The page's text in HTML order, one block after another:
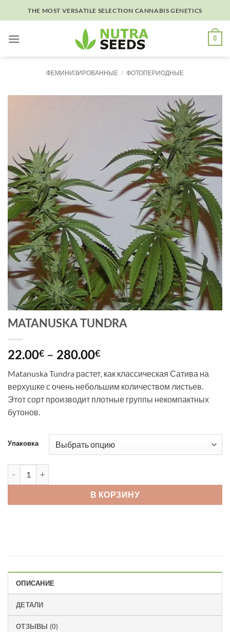
to
THE MOST VERSATILE SELECTION CANNABIS GENETICS
0
ФЕМИНИЗИРОВАННЫЕ / ФОТОПЕРИОДНЫЕ
MATANUSKA TUNDRA
22.00€ – 280.00€Диапазон
22.00€
–
280.00€
Matanuska Tundra растет, как классическая Сатива на
верхушке с очень небольшим количеством листьев.
Этот сорт производит плотные группы некомпактных
бутонов.
Упаковка
В КОРЗИНУ
ОПИСАНИЕ
ДЕТАЛИ
ОТЗЫВЫ (0)